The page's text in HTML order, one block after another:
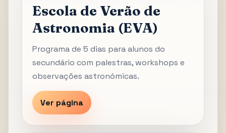
Escola de Verão de
Astronomia (EVA)
Programa de 5 dias para alunos do
secundário com palestras, workshops e
observações astronómicas.
Ver página